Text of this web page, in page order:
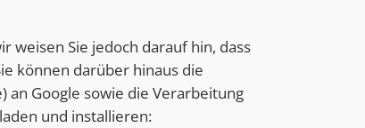
weisen Sie jedoch darauf hin, dass
können darüber hinaus die
an Google sowie die Verarbeitung
und installieren: